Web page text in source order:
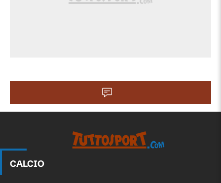
CALCIO